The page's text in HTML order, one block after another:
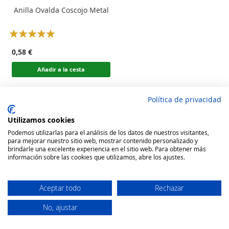
Anilla Ovalda Coscojo Metal
Rating:
0,58 €
Añadir a la cesta
Política de privacidad
Utilizamos cookies
Podemos utilizarlas para el análisis de los datos de nuestros visitantes,
para mejorar nuestro sitio web, mostrar contenido personalizado y
brindarle una excelente experiencia en el sitio web. Para obtener más
información sobre las cookies que utilizamos, abre los ajustes.
Aceptar todo Rechazar
No, ajustar